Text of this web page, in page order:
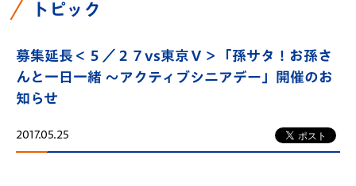
トピック
募集延長＜５／２７vs東京Ｖ＞「孫サタ！お孫さ
んと一日一緒 ～アクティブシニアデー」開催のお
知らせ
2017.05.25